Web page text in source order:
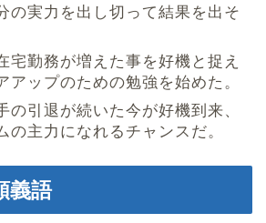
の実力を出し切って結果を出そ
宅勤務が増えた事を好機と捉え
アップのための勉強を始めた。
の引退が続いた今が好機到来、
の主力になれるチャンスだ。
義語